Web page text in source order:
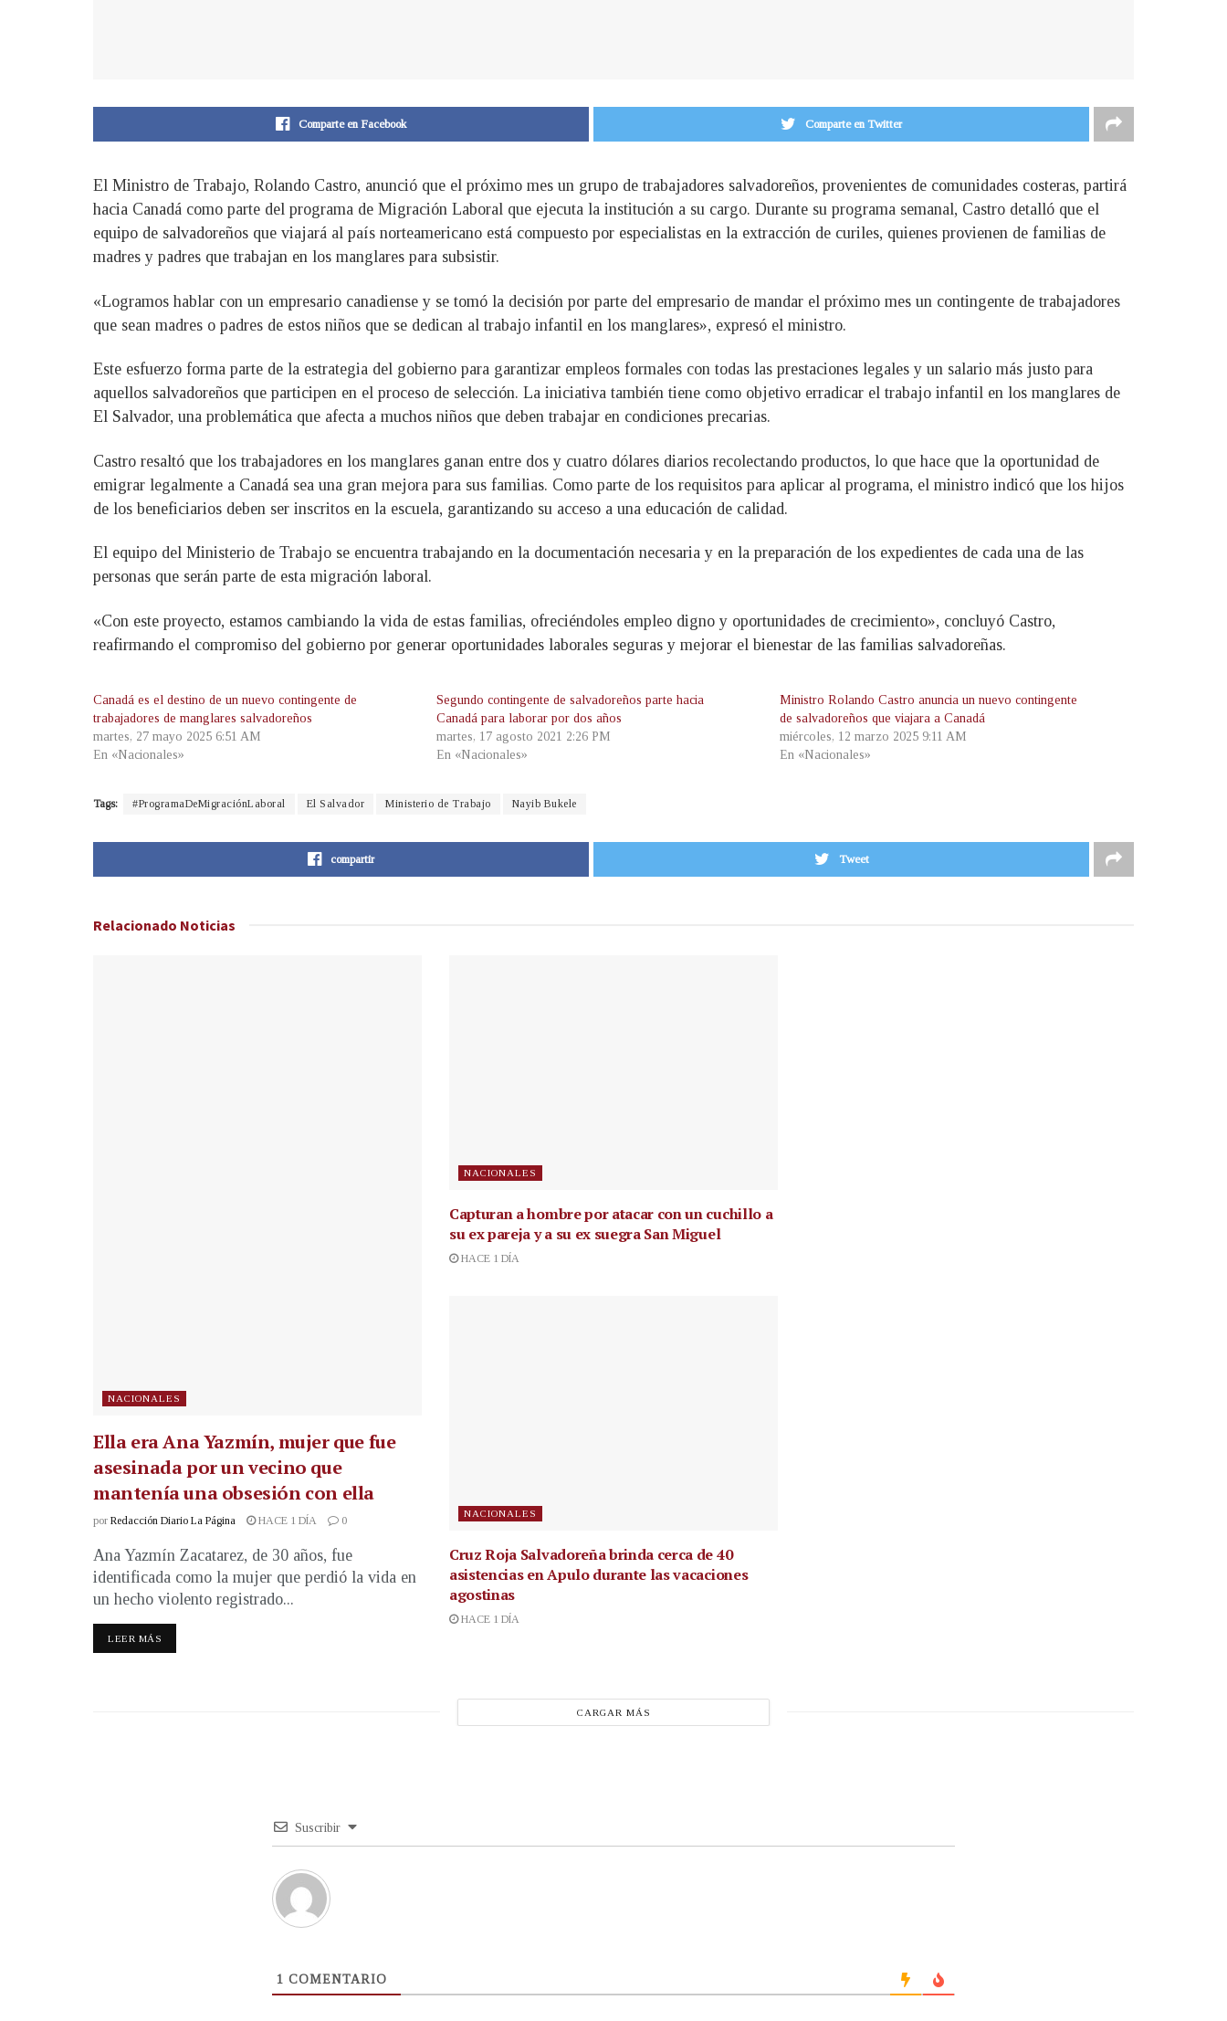
Comparte en Facebook Comparte en Twitter
El Ministro de Trabajo, Rolando Castro, anunció que el próximo mes un grupo de trabajadores salvadoreños, provenientes de comunidades costeras, partirá
hacia Canadá como parte del programa de Migración Laboral que ejecuta la institución a su cargo. Durante su programa semanal, Castro detalló que el
equipo de salvadoreños que viajará al país norteamericano está compuesto por especialistas en la extracción de curiles, quienes provienen de familias de
madres y padres que trabajan en los manglares para subsistir.
«Logramos hablar con un empresario canadiense y se tomó la decisión por parte del empresario de mandar el próximo mes un contingente de trabajadores
que sean madres o padres de estos niños que se dedican al trabajo infantil en los manglares», expresó el ministro.
Este esfuerzo forma parte de la estrategia del gobierno para garantizar empleos formales con todas las prestaciones legales y un salario más justo para
aquellos salvadoreños que participen en el proceso de selección. La iniciativa también tiene como objetivo erradicar el trabajo infantil en los manglares de
El Salvador, una problemática que afecta a muchos niños que deben trabajar en condiciones precarias.
Castro resaltó que los trabajadores en los manglares ganan entre dos y cuatro dólares diarios recolectando productos, lo que hace que la oportunidad de
emigrar legalmente a Canadá sea una gran mejora para sus familias. Como parte de los requisitos para aplicar al programa, el ministro indicó que los hijos
de los beneficiarios deben ser inscritos en la escuela, garantizando su acceso a una educación de calidad.
El equipo del Ministerio de Trabajo se encuentra trabajando en la documentación necesaria y en la preparación de los expedientes de cada una de las
personas que serán parte de esta migración laboral.
«Con este proyecto, estamos cambiando la vida de estas familias, ofreciéndoles empleo digno y oportunidades de crecimiento», concluyó Castro,
reafirmando el compromiso del gobierno por generar oportunidades laborales seguras y mejorar el bienestar de las familias salvadoreñas.
Canadá es el destino de un nuevo contingente de
trabajadores de manglares salvadoreños
martes, 27 mayo 2025 6:51 AM
En «Nacionales»
Segundo contingente de salvadoreños parte hacia
Canadá para laborar por dos años
martes, 17 agosto 2021 2:26 PM
En «Nacionales»
Ministro Rolando Castro anuncia un nuevo contingente
de salvadoreños que viajara a Canadá
miércoles, 12 marzo 2025 9:11 AM
En «Nacionales»
Tags: #ProgramaDeMigraciónLaboral El Salvador Ministerio de Trabajo Nayib Bukele
compartir Tweet
Relacionado Noticias
NACIONALES
Ella era Ana Yazmín, mujer que fue
asesinada por un vecino que
mantenía una obsesión con ella
por Redacción Diario La Página HACE 1 DÍA 0
Ana Yazmín Zacatarez, de 30 años, fue
identificada como la mujer que perdió la vida en
un hecho violento registrado...
LEER MÁS
NACIONALES
Capturan a hombre por atacar con un cuchillo a
su ex pareja y a su ex suegra San Miguel
HACE 1 DÍA
NACIONALES
Cruz Roja Salvadoreña brinda cerca de 40
asistencias en Apulo durante las vacaciones
agostinas
HACE 1 DÍA
CARGAR MÁS
Suscribir
1 COMENTARIO